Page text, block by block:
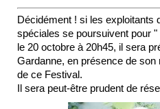
Décidément ! si les exploitants
spéciales se poursuivent pour
le 20 octobre à 20h45, il sera
Gardanne, en présence de son
de ce Festival.
Il sera peut-être prudent de